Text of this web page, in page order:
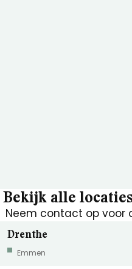
Bekijk alle
Neem contact op voor
Drenthe
Emmen